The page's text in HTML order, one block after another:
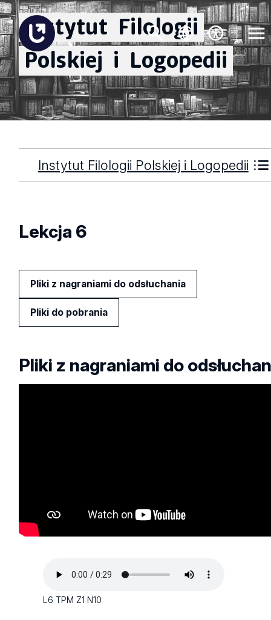
Instytut Filologii
Polskiej i Logopedii
Instytut Filologii Polskiej i Logopedii
Lekcja 6
Pliki z nagraniami do odsłuchania
Pliki do pobrania
Pliki z nagraniami do
L6 TPM Z1 N10